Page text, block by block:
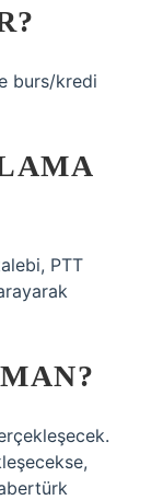
burs/kredi
PTT